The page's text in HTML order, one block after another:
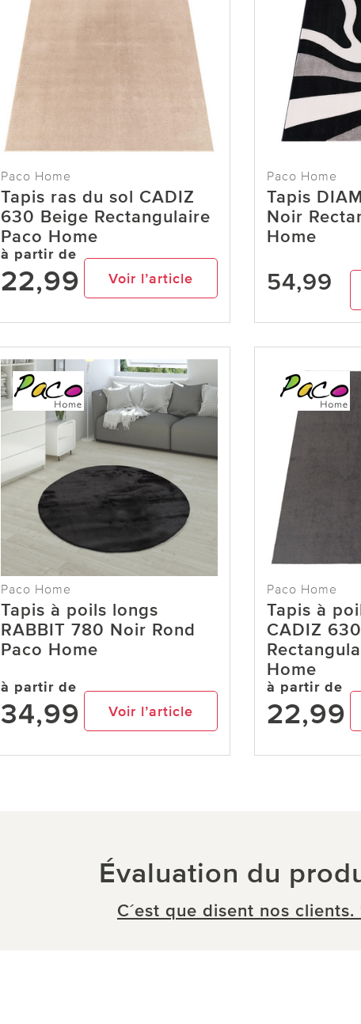
Paco Home
Tapis ras du sol CADIZ
630 Beige Rectangulaire
Paco Home
à partir de
22,99 Voir l’article
Paco Home
Tapis
Noir
Home
54,99
Paco Home
Tapis à poils longs
RABBIT 780 Noir Rond
Paco Home
à partir de
34,99 Voir l’article
Paco Home
Tapis à
CADIZ
Home
à partir de
22,99
Évaluation du
C´est que disent nos clients.